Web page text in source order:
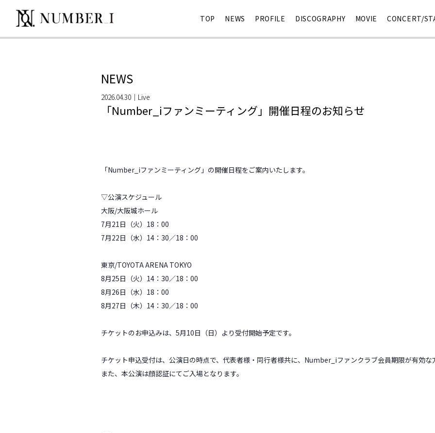
TOP NEWS PROFILE DISCOGRAPHY MOVIE CONCERT/
NEWS
2026.04.30 ｜ Live
「Number_iファンミーティング」開催日程のお知らせ
「Number_iファンミーティング」の開催日程をご案内いたします。
▽公演スケジュール
大阪/大阪城ホール
7月21日（火）18：00
7月22日（水）14：30／18：00
東京/TOYOTA ARENA TOKYO
8月25日（火）14：30／18：00
8月26日（水）18：00
8月27日（木）14：30／18：00
チケットのお申込みは、5月10日（日）より受付開始予定です。
チケット申込受付は、公演日の時点で、代表者様・同行者様共に、Number_iファンクラブ会員期限が有効な
また、本公演は顔認証にてご入場となります。